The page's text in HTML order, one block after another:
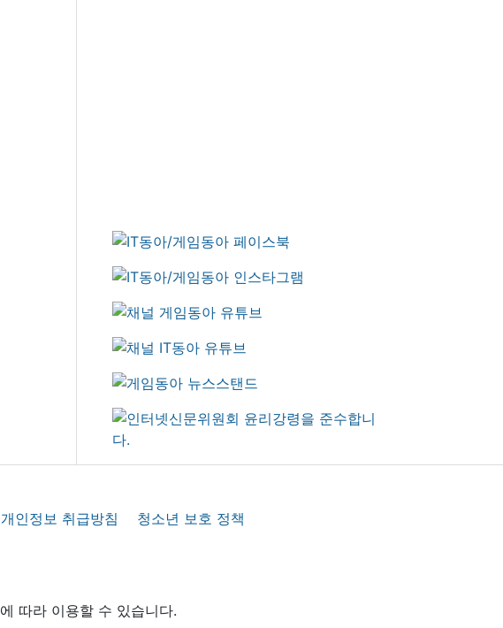
개인정보 취급방침
청소년 보호 정책
에 따라 이용할 수 있습니다.